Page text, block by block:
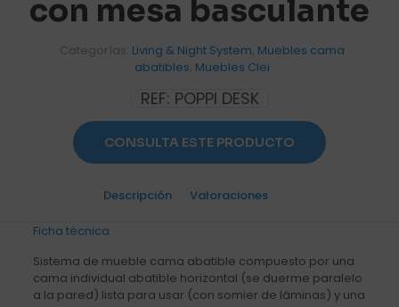
con mesa basculante
REF: POPPI DESK
Categorías: Living & Night System Muebles cama
abatibles Muebles Clei
CONSULTA ESTE PRODUCTO
Descripción Valoraciones
Ficha técnica
Sistema de mueble cama abatible compuesto por una
cama individual abatible horizontal (se duerme paralelo
a la pared) lista para usar (con somier de láminas) y una